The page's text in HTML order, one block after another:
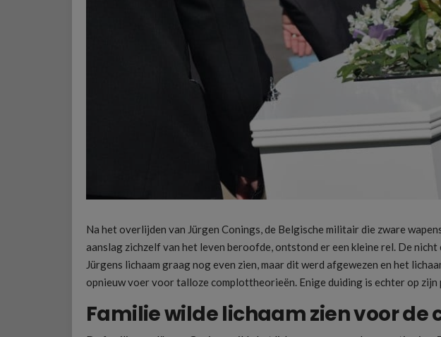
Na het overlijden van Jürgen Conings, de Belgische militair die zware
aanslag zichzelf van het leven beroofde, ontstond er een kleine rel. De
Jürgens lichaam graag nog even zien, maar dit werd afgewezen en het
opnieuw voer voor talloze complottheorieën. Enige duiding is echter op zijn
Familie wilde lichaam zien voor de